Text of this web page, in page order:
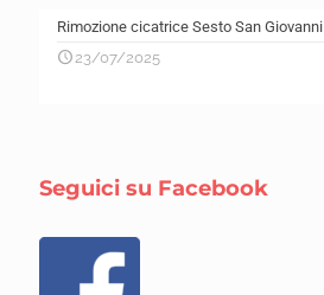
Rimozione cicatrice Sesto San Giovanni
23/07/2025
Seguici su Facebook